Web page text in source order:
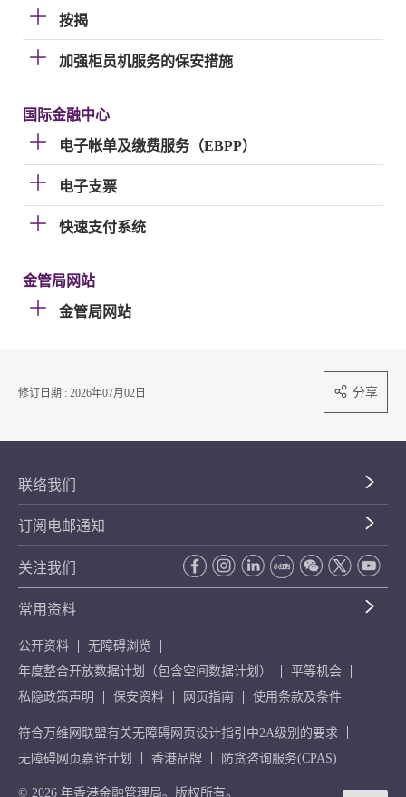
按揭
加强柜员机服务的保安措施
国际金融中心
电子帐单及缴费服务（EBPP）
电子支票
快速支付系统
金管局网站
金管局网站
修订日期 : 2026年07月02日 分享
联络我们
订阅电邮通知
关注我们
常用资料
公开资料
无障碍浏览
年度整合开放数据计划（包含空间数据计划）
平等机会
私隐政策声明
保安资料 网页指南 使用条款及条件
符合万维网联盟有关无障碍网页设计指引中2A级别的要求
无障碍网页嘉许计划
香港品牌 防贪咨询服务(CPAS)
© 2026 年香港金融管理局。版权所有。